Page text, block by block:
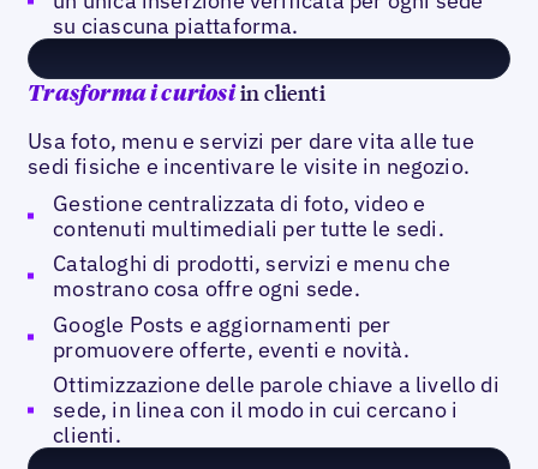
su ciascuna piattaforma.
Trasforma i curiosiin clienti
Usa foto, menu e servizi per dare vita alle tue
sedi fisiche e incentivare le visite in negozio.
Gestione centralizzata di foto, video e
contenuti multimediali per tutte le sedi.
Cataloghi di prodotti, servizi e menu che
mostrano cosa offre ogni sede.
Google Posts e aggiornamenti per
promuovere offerte, eventi e novità.
Ottimizzazione delle parole chiave a livello di
sede, in linea con il modo in cui cercano i
clienti.